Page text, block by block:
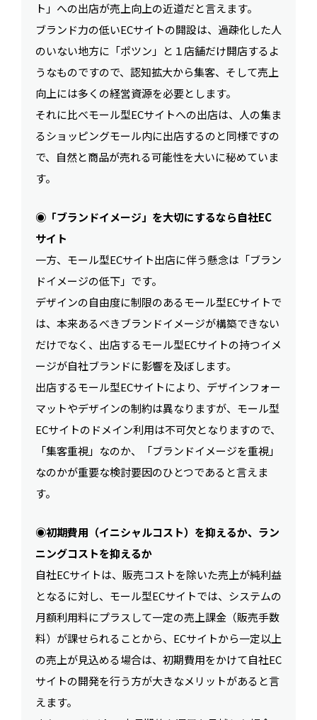
ト」への出店が売上向上の近道だと言えます。
ブランド力の低いECサイトの開設は、過疎化した人
のいない地方に「ポツン」と１店舗だけ開店するよ
うなものですので、認知拡大から集客、そして売上
向上には多くの経営資源を必要とします。
それに比べモール型ECサイトへの出店は、人の集ま
るショッピングモール内に出店するのと同様ですの
で、自然と商品が売れる可能性を大いに秘めていま
す。
◉「ブランドイメージ」を大切にするなら自社EC
サイト
一方、モール型ECサイト出店に伴う懸念は「ブラン
ドイメージの低下」です。
デザインの自由度に制限のあるモール型ECサイトで
は、本来あるべきブランドイメージが構築できない
だけでなく、出店するモール型ECサイトの持つイメ
ージが自社ブランドに影響を及ぼします。
出店するモール型ECサイトにより、デザインフォー
マットやデザインの制約は異なりますが、モール型
ECサイトのドメイン利用は不可欠となりますので、
「集客重視」なのか、「ブランドイメージを重視」
なのかが重要な検討要因のひとつであると言えま
す。
◉初期費用（イニシャルコスト）を抑えるか、ラン
ニングコストを抑えるか
自社ECサイトは、販売コストを除いた売上が純利益
となるに対し、モール型ECサイトでは、システムの
月額利用料にプラスして一定の売上課金（販売手数
料）が課せられることから、ECサイトから一定以上
の売上が見込める場合は、初期費用をかけて自社EC
サイトの開発を行う方が大きなメリットがあると言
えます。